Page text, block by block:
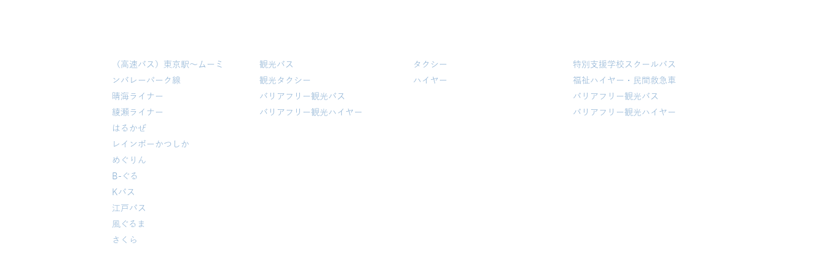
​（高速バス）東京駅～ムーミ
ンバレーパーク線
晴海ライナー
​綾瀬ライナー
はるかぜ
レインボーかつしか
めぐりん
B-ぐる
Kバス
江戸バス
​風ぐるま
​さくら
観光バス
観光タクシー
バリアフリー観光バス
バリアフリー観光ハイヤー
タクシー
​ハイヤー
特別支援学校スクールバス
福祉ハイヤー・民間救急車
バリアフリー観光バス
​バリアフリー観光ハイヤー